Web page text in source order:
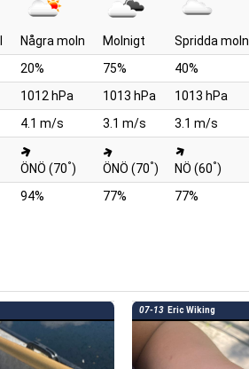
Några moln Molnigt Spridda moln
20% 75% 40%
1012 hPa 1013 hPa 1013 hPa
4.1 m/s 3.1 m/s 3.1 m/s
ÖNÖ (70°) ÖNÖ (70°) NÖ (60°)
94% 77% 77%
07-13 Eric Wiking